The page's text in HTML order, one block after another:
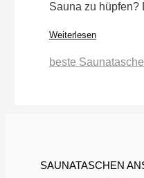
Sauna zu
Weiterlesen
Schlagwörter
beste Saunatasche
SAUNATASCHEN